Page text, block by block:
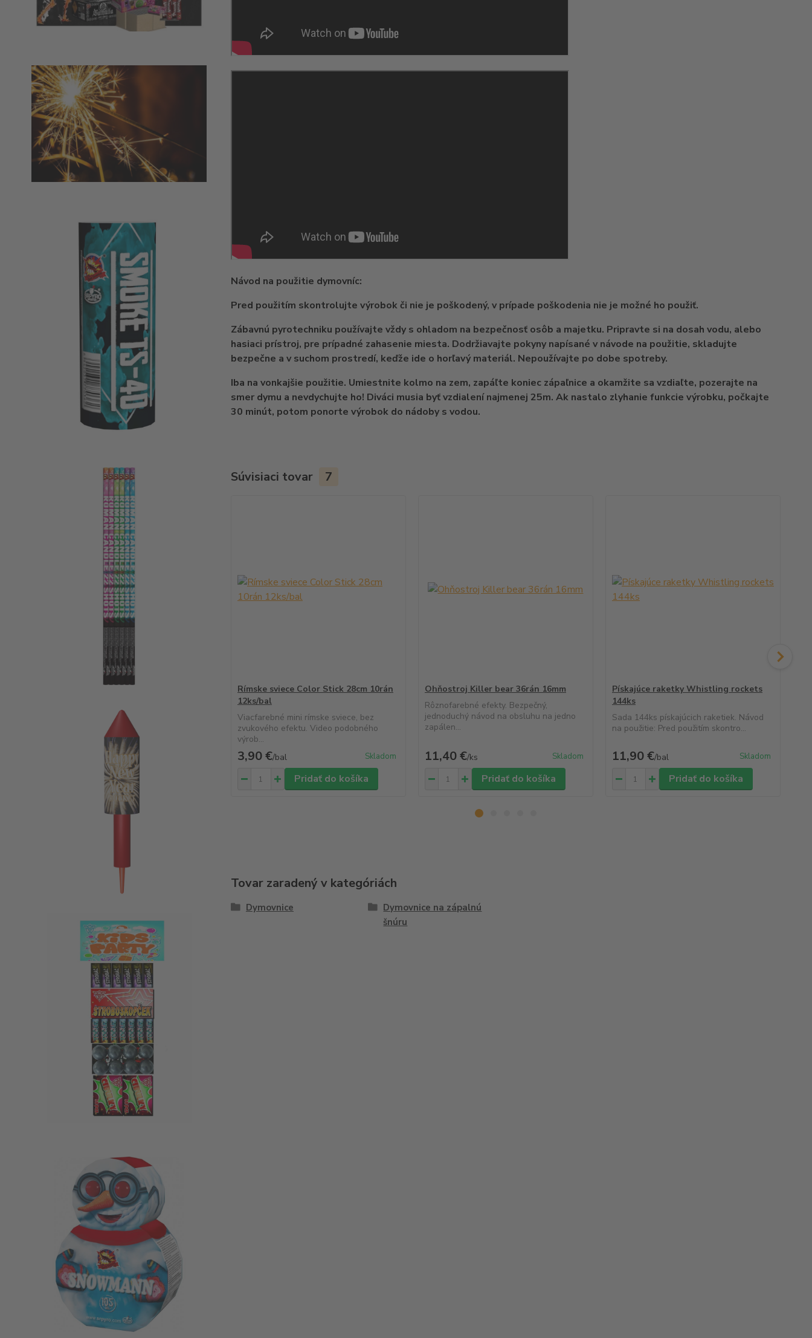
Návod na použitie dymovníc:
Pred použitím skontrolujte výrobok či nie je poškodený, v prípade poškodenia nie je možné ho použiť.
Zábavnú pyrotechniku používajte vždy s ohladom na bezpečnosť osôb a majetku. Pripravte si na dosah vodu, alebo
hasiaci prístroj, pre prípadné zahasenie miesta. Dodržiavajte pokyny napísané v návode na použitie, skladujte
bezpečne a v suchom prostredí, keďže ide o horľavý materiál. Nepoužívajte po dobe spotreby.
Iba na vonkajšie použitie. Umiestnite kolmo na zem, zapáľte koniec zápaľnice a okamžite sa vzdiaľte, pozerajte na
smer dymu a nevdychujte ho! Diváci musia byť vzdialení najmenej 25m. Ak nastalo zlyhanie funkcie výrobku, počkajte
30 minút, potom ponorte výrobok do nádoby s vodou.
Súvisiaci tovar 7
Rímske sviece Color Stick 28cm 10rán
12ks/bal
Viacfarebné mini rímske sviece, bez
zvukového efektu. Video podobného
výrob...
3,90 €/bal Skladom
Pridať do košíka
Ohňostroj Killer bear 36rán 16mm
Rôznofarebné efekty. Bezpečný,
jednoduchý návod na obsluhu na jedno
zapálen...
11,40 €/ks Skladom
Pridať do košíka
Pískajúce raketky Whistling rockets
144ks
Sada 144ks pískajúcich raketiek. Návod
na použitie: Pred použitím skontro...
11,90 €/bal Skladom
Pridať do košíka
Tovar zaradený v kategóriách
Dymovnice
Dymovnice na zápalnú
šnúru